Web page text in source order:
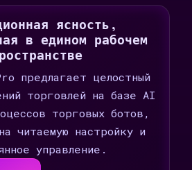
ясность,
в едином рабочем
предлагает целостный
торговлей на базе AI
торговых ботов,
читаемую настройку и
управление.